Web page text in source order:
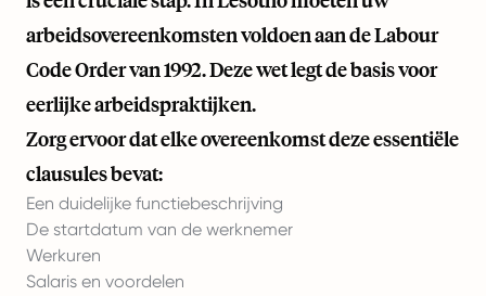
arbeidsovereenkomsten voldoen aan de Labour
Code Order van 1992. Deze wet legt de basis voor
eerlijke arbeidspraktijken.
Zorg ervoor dat elke overeenkomst deze essentiële
clausules bevat:
Een duidelijke functiebeschrijving
De startdatum van de werknemer
Werkuren
Salaris en voordelen